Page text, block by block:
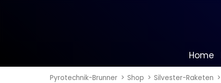
Home
Pyrotechnik-Brunner Shop Silvester-Raketen